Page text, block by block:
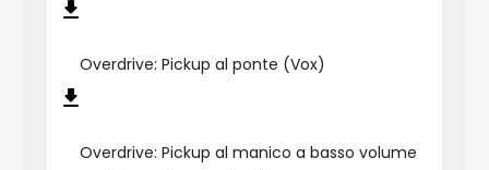
Overdrive: Pickup al ponte (Vox)
Overdrive: Pickup al manico a basso volume